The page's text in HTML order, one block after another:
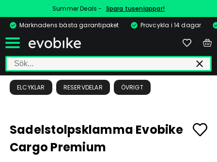
Summer Deals - Spara tusenlappar!
Marknadens bästa garantipaket
Provcykla i 14 dagar
ELCYKLAR RESERVDELAR ÖVRIGT
Sadelstolpsklamma Evobike
Cargo Premium